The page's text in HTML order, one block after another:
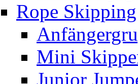
Rope Skipping
Mini
Junior